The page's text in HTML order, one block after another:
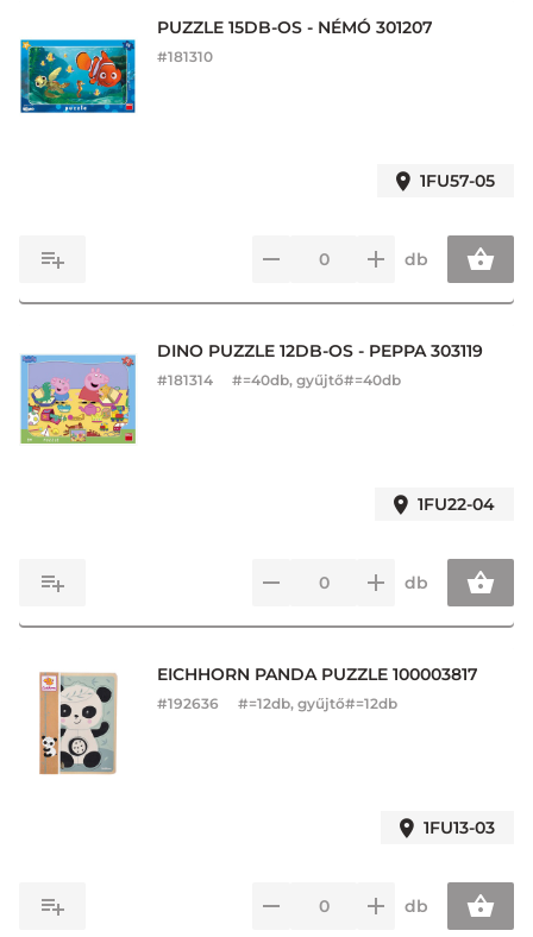
PUZZLE 15DB-OS - NÉMÓ 301207
#181310
1FU57-05
db
DINO PUZZLE 12DB-OS - PEPPA 303119
#181314 #=40db, gyűjtő#=40db
1FU22-04
db
EICHHORN PANDA PUZZLE 100003817
#192636 #=12db, gyűjtő#=12db
1FU13-03
db